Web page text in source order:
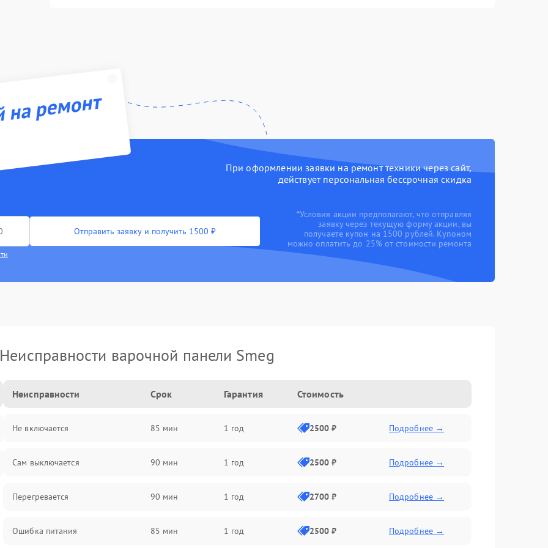
ремонт
При оформлении заявки на ремонт техники через сайт,
действует персональная бессрочная скидка
Отправить заявку и получить 1500 ₽
*Условия акции предполагают, что отправляя
заявку через текущую форму акции, вы
получаете купон на 1500 рублей. Купоном
можно оплатить до 25% от стоимости ремонта
Неисправности варочной панели Smeg
Неисправности Срок Гарантия Стоимость
Не включается 85 мин 1 год 2500 ₽ Подробнее →
Сам выключается 90 мин 1 год 2500 ₽ Подробнее →
Перегревается 90 мин 1 год 2700 ₽ Подробнее →
Ошибка питания 85 мин 1 год 2500 ₽ Подробнее →